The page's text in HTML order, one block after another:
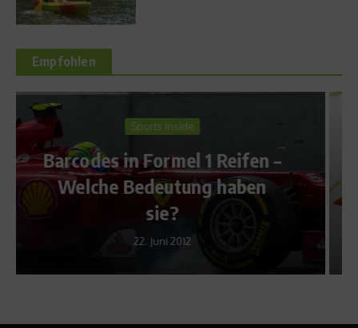
Empfohlen
Sport Rezepte
Rezept: Wraps